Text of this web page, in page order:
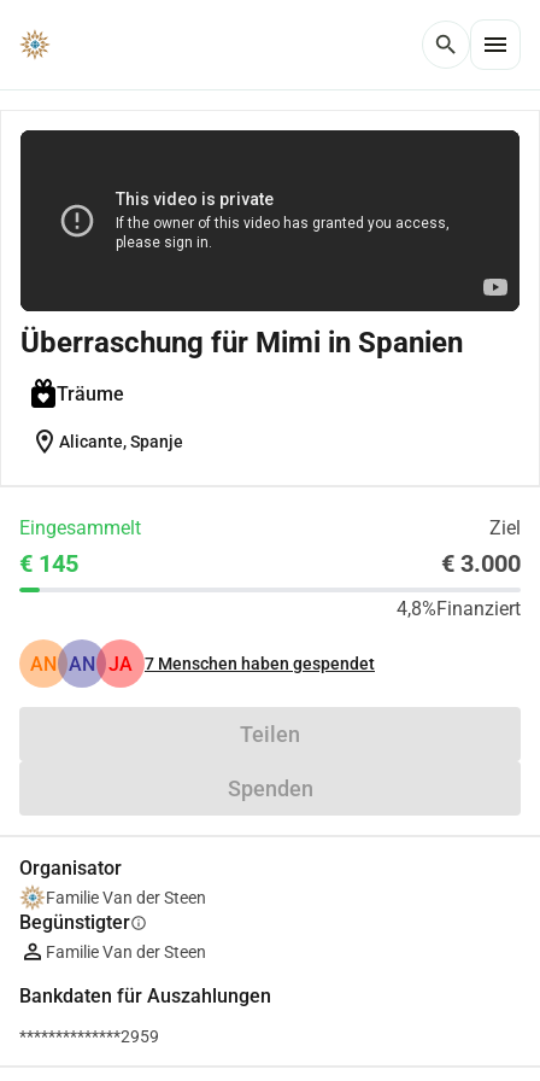
search menu
Überraschung für Mimi in Spanien
Träume
location_on Alicante, Spanje
Eingesammelt Ziel
€ 145 € 3.000
4,8%Finanziert
AN AN JA 7 Menschen haben gespendet
Teilen
Spenden
Organisator
Familie Van der Steen
Begünstigterinfo
Familie Van der Steen
Bankdaten für Auszahlungen
**************2959